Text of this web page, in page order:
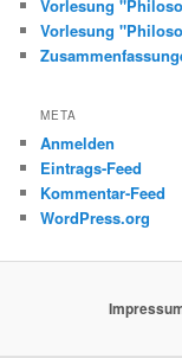
Vorlesung
Vorlesung
META
Anmelden
Eintrags-Feed
Kommentar-Feed
WordPress.org